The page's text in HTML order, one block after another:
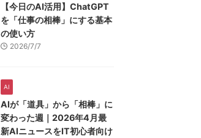
【今日のAI活用】ChatGPT
を「仕事の相棒」にする基本
の使い方
2026/7/7
AI
AIが「道具」から「相棒」に
変わった週｜2026年4月最
新AIニュースをIT初心者向け